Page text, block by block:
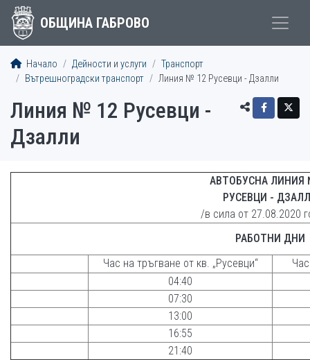
ОБЩИНА ГАБРОВО
Начало Дейности и услуги
Транспорт
Вътрешноградски транспорт
Линия № 12 Русевци - Дзалли
Линия № 12 Русевци -
Дзалли
АВТОБУСНА
РУСЕВЦИ -
/в сила от 27.08.2020
РАБОТНИ ДНИ
Час на тръгване от кв. „Русевци“
04:40
07:30
13:00
16:55
21:40